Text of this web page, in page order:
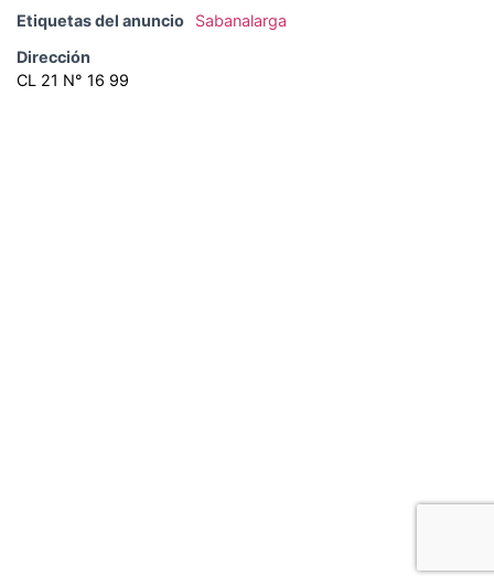
Etiquetas del anuncio
Sabanalarga
Dirección
CL 21 N° 16 99